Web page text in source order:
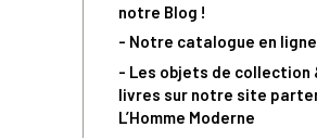
notre Blog !
- Notre catalogue en ligne
- Les objets de collection
livres sur notre site
L’Homme Moderne